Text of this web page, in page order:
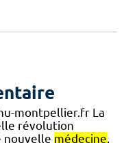
montpellier.fr La
révolution
nouvelle médecine